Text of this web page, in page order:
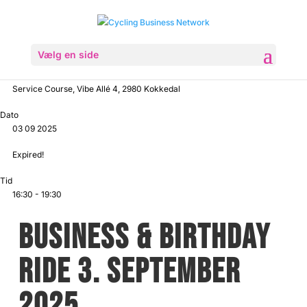
Vælg en side
Service Course, Vibe Allé 4, 2980 Kokkedal
Dato
03 09 2025
Expired!
Tid
16:30 - 19:30
BUSINESS & BIRTHDAY
RIDE 3. SEPTEMBER